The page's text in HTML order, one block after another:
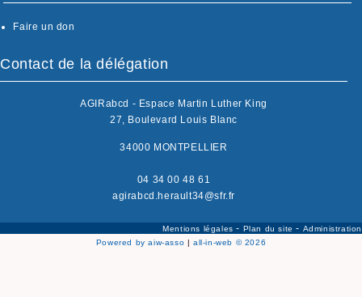
Faire un don
Contact de la délégation
AGIRabcd - Espace Martin Luther King
27, Boulevard Louis Blanc
34000 MONTPELLIER
04 34 00 48 61
agirabcd.herault34@sfr.fr
Mentions légales- Plan du site- Administration
Powered by aiw-asso | all-in-web © 2026